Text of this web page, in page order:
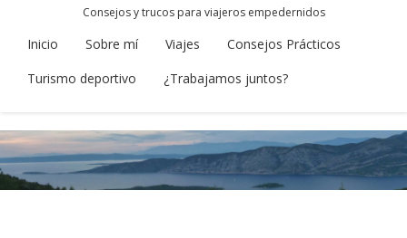
Consejos y trucos para viajeros empedernidos
Inicio Sobre mí Viajes
Consejos Prácticos
Turismo deportivo
¿Trabajamos juntos?